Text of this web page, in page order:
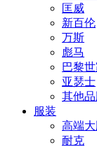
匡威
新百伦
万斯
彪马
巴黎
亚瑟士
其他
服装
高端
耐克